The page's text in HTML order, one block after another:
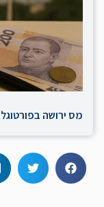
מס ירושה